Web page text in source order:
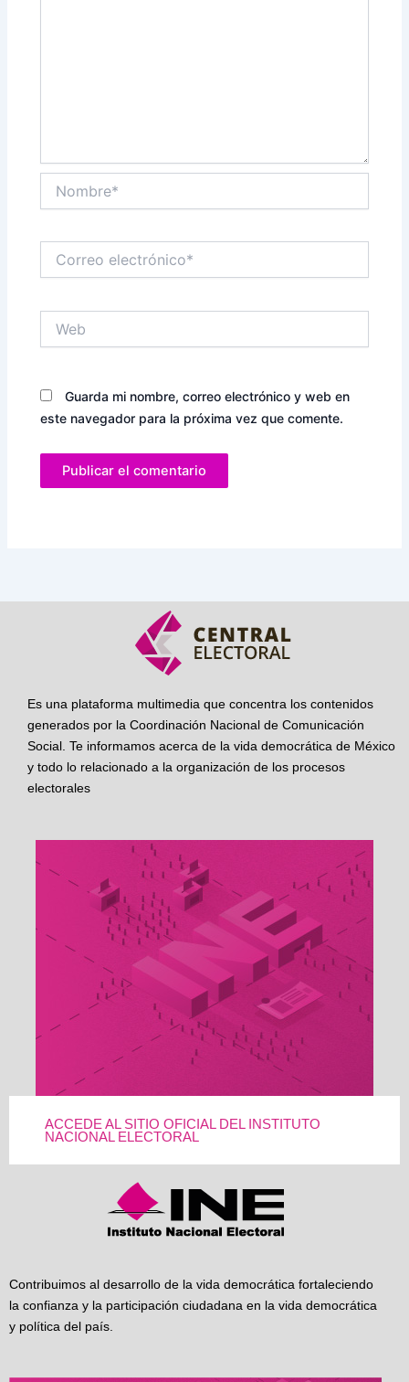
electrónico*
Guarda mi nombre, correo electrónico y web en
este navegador para la próxima vez que comente.
Es una plataforma multimedia que concentra los contenidos
generados por la Coordinación Nacional de Comunicación
Social. Te informamos acerca de la vida democrática de México
y todo lo relacionado a la organización de los procesos
electorales
ACCEDE AL SITIO OFICIAL DEL INSTITUTO
NACIONAL ELECTORAL
Contribuimos al desarrollo de la vida democrática fortaleciendo
la confianza y la participación ciudadana en la vida democrática
y política del país.